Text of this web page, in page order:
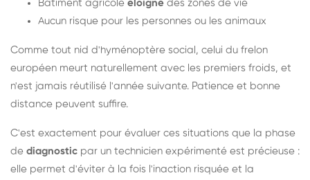
Bâtiment agricole éloigné des zones de vie
Aucun risque pour les personnes ou les animaux
Comme tout nid d'hyménoptère social, celui du frelon
européen meurt naturellement avec les premiers froids, et
n'est jamais réutilisé l'année suivante. Patience et bonne
distance peuvent suffire.
C'est exactement pour évaluer ces situations que la phase
de diagnostic par un technicien expérimenté est précieuse :
elle permet d'éviter à la fois l'inaction risquée et la